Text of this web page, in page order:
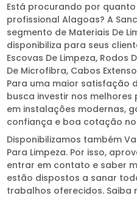
Está procurando por
profissional Alagoas? A
segmento de Materiais De
disponibiliza para seus
Escovas De Limpeza, Rodos
De Microfibra, Cabos
Para uma maior satisfação
busca investir nos
em instalações modernas,
confiança e boa cotação
Disponibilizamos também
Para Limpeza. Por isso,
entrar em contato e saber
estão dispostos a sanar
trabalhos oferecidos. Saiba